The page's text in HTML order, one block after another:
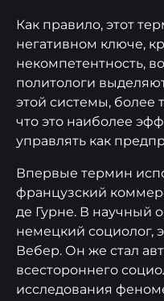
Как правило, этот
негативном ключе,
некомпетентность,
политологи
этой системы, более
что это наиболее
управлять как
Впервые термин
французский
де Гурне. В научный
немецкий социолог,
Вебер. Он же стал
всестороннего
исследования